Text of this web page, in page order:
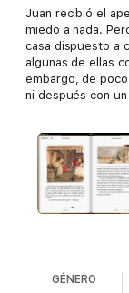
Juan recibió el
miedo a nada.
casa dispuesto a
algunas de ellas
embargo, de
ni después con
GÉNERO